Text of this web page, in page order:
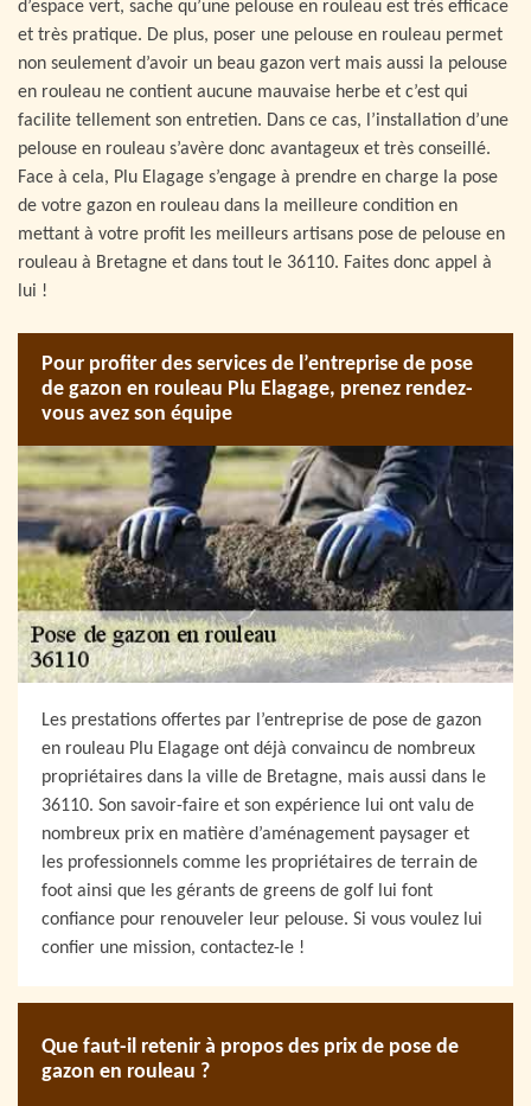
d’espace vert, sache qu’une pelouse en rouleau est très efficace
et très pratique. De plus, poser une pelouse en rouleau permet
non seulement d’avoir un beau gazon vert mais aussi la pelouse
en rouleau ne contient aucune mauvaise herbe et c’est qui
facilite tellement son entretien. Dans ce cas, l’installation d’une
pelouse en rouleau s’avère donc avantageux et très conseillé.
Face à cela, Plu Elagage s’engage à prendre en charge la pose
de votre gazon en rouleau dans la meilleure condition en
mettant à votre profit les meilleurs artisans pose de pelouse en
rouleau à Bretagne et dans tout le 36110. Faites donc appel à
lui !
Pour profiter des services de l’entreprise de pose
de gazon en rouleau Plu Elagage, prenez rendez-
vous avez son équipe
Les prestations offertes par l’entreprise de pose de gazon
en rouleau Plu Elagage ont déjà convaincu de nombreux
propriétaires dans la ville de Bretagne, mais aussi dans le
36110. Son savoir-faire et son expérience lui ont valu de
nombreux prix en matière d’aménagement paysager et
les professionnels comme les propriétaires de terrain de
foot ainsi que les gérants de greens de golf lui font
confiance pour renouveler leur pelouse. Si vous voulez lui
confier une mission, contactez-le !
Que faut-il retenir à propos des prix de pose de
gazon en rouleau ?